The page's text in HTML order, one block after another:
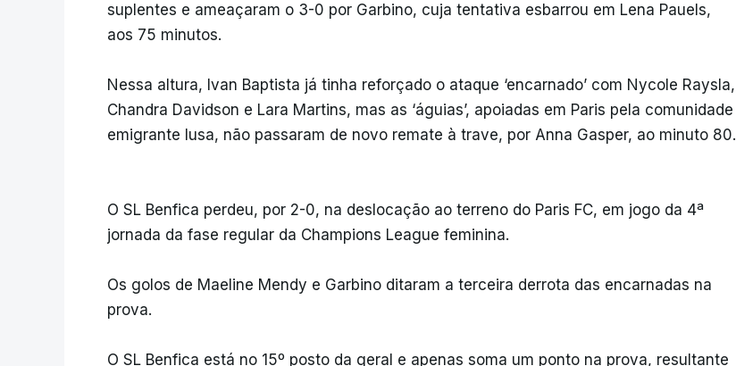
suplentes e ameaçaram o 3-0 por Garbino, cuja tentativa esbarrou em Lena Pauels,
aos 75 minutos.
Nessa altura, Ivan Baptista já tinha reforçado o ataque ‘encarnado’ com Nycole Raysla,
Chandra Davidson e Lara Martins, mas as ‘águias’, apoiadas em Paris pela comunidade
emigrante lusa, não passaram de novo remate à trave, por Anna Gasper, ao minuto 80.
O SL Benfica perdeu, por 2-0, na deslocação ao terreno do Paris FC, em jogo da 4ª
jornada da fase regular da Champions League feminina.
Os golos de Maeline Mendy e Garbino ditaram a terceira derrota das encarnadas na
prova.
O SL Benfica está no 15º posto da geral e apenas soma um ponto na prova, resultante